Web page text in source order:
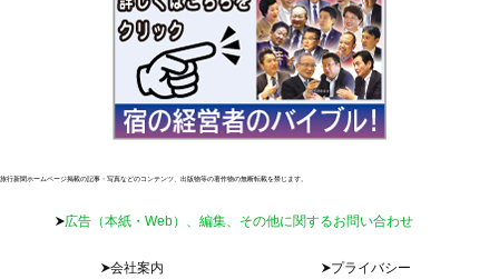
旅行新聞ホームページ掲載の記事・写真などのコンテンツ、出版物等の著作物の無断転載を禁じます。
広告（本紙・Web）、編集、その他に関するお問い合わせ
会社案内
プライバシー